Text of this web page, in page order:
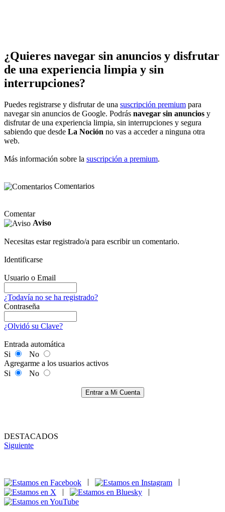
¿Quieres navegar sin anuncios y disfrutar
de una experiencia limpia y sin
interrupciones?
Puedes registrarse y disfrutar de una suscripción premium para
navegar sin anuncios de Google. Podrás navegar sin anuncios y
disfrutar de una experiencia limpia, sin interrupciones y segura
sabiendo que desde La Noción no vas a acceder a ninguna otra
web.
Más información sobre la suscripción a premium.
Comentarios
Comentar
Aviso
Necesitas estar registrado/a para escribir un comentario.
Identificarse
Usuario o Email
¿Todavía no se ha registrado?
Contraseña
¿Olvidó su Clave?
Entrada automática
Si
No
Agregarme a los usuarios activos
Si
No
Entrar a Mi Cuenta
DESTACADOS
Siguiente
|
|